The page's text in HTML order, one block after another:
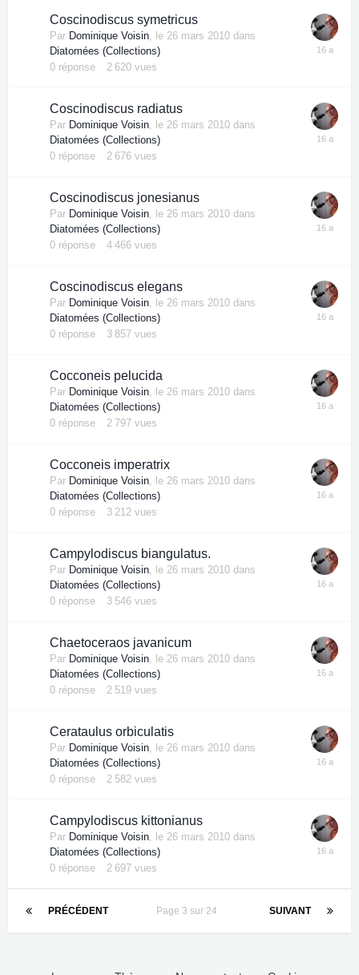
Coscinodiscus symetricus
Par Dominique Voisin, le 26 mars 2010 dans
Diatomées (Collections)
0 réponse 2 620 vues
Coscinodiscus radiatus
Par Dominique Voisin, le 26 mars 2010 dans
Diatomées (Collections)
0 réponse 2 676 vues
Coscinodiscus jonesianus
Par Dominique Voisin, le 26 mars 2010 dans
Diatomées (Collections)
0 réponse 4 466 vues
Coscinodiscus elegans
Par Dominique Voisin, le 26 mars 2010 dans
Diatomées (Collections)
0 réponse 3 857 vues
Cocconeis pelucida
Par Dominique Voisin, le 26 mars 2010 dans
Diatomées (Collections)
0 réponse 2 797 vues
Cocconeis imperatrix
Par Dominique Voisin, le 26 mars 2010 dans
Diatomées (Collections)
0 réponse 3 212 vues
Campylodiscus biangulatus.
Par Dominique Voisin, le 26 mars 2010 dans
Diatomées (Collections)
0 réponse 3 546 vues
Chaetoceraos javanicum
Par Dominique Voisin, le 26 mars 2010 dans
Diatomées (Collections)
0 réponse 2 519 vues
Cerataulus orbiculatis
Par Dominique Voisin, le 26 mars 2010 dans
Diatomées (Collections)
0 réponse 2 582 vues
Campylodiscus kittonianus
Par Dominique Voisin, le 26 mars 2010 dans
Diatomées (Collections)
0 réponse 2 697 vues
PRÉCÉDENT SUIVANT
Page 3 sur 24